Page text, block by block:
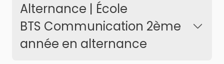
Alternance | École
BTS Communication 2ème
année en alternance